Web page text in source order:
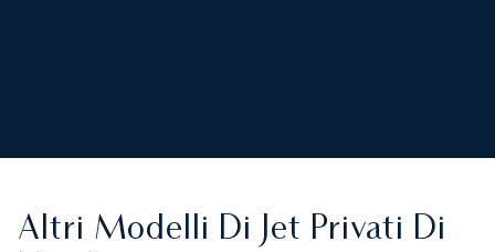
Altri Modelli Di Jet Privati Di